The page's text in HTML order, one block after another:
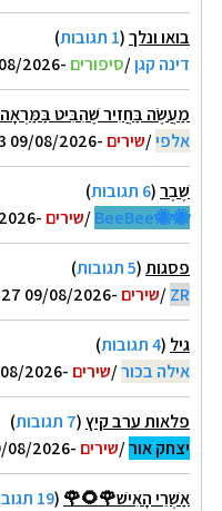
בואו ונלך(1 תגובות
)
דינה קגן/סיפורים -09/08/2026 14:12
מַעֲשֶׂה בַּחֲזִיר שֶׁהִבִּיט בַּמַּרְאָה
אלפי/שירים -09/08/2026 13:53
שֶׁבֶר(6 תגובות
)
🐝🐝BeeBee
/שירים -09/08/2026 13:04
פסגות(5 תגובות
)
ZR
/שירים -09/08/2026 11:27
גיל (4 תגובות
)
אילה בכור/שירים -09/08/2026 10:32
פלאות ערב קיץ(7 תגובות
)
יצחק אור/שירים -09/08/2026 10:10
אַשְׁרֵי הָאִישׁ🌹🌻🌹 (19 תגובות